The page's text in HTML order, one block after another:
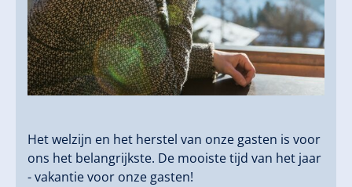
Het welzijn en het herstel van onze gasten is voor
ons het belangrijkste. De mooiste tijd van het jaar
- vakantie voor onze gasten!